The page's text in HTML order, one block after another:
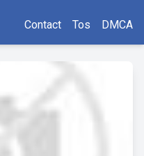
Contact Tos DMCA